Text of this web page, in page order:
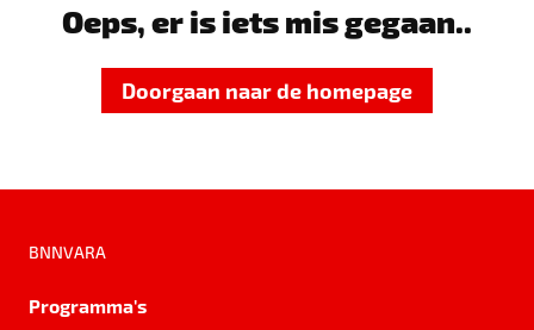
Oeps, er is iets mis gegaan..
Doorgaan naar de homepage
BNNVARA
Programma's